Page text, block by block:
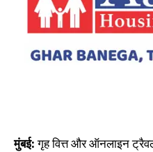
मुंबई:गृह वित्त और ऑनलाइन